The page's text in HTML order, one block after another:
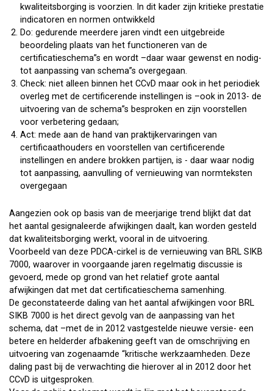
kwaliteitsborging is voorzien. In dit kader zijn kritieke prestatie
indicatoren en normen ontwikkeld
Do: gedurende meerdere jaren vindt een uitgebreide
beoordeling plaats van het functioneren van de
certificatieschema”s en wordt –daar waar gewenst en nodig-
tot aanpassing van schema”s overgegaan.
Check: niet alleen binnen het CCvD maar ook in het periodiek
overleg met de certificerende instellingen is –ook in 2013- de
uitvoering van de schema”s besproken en zijn voorstellen
voor verbetering gedaan;
Act: mede aan de hand van praktijkervaringen van
certificaathouders en voorstellen van certificerende
instellingen en andere brokken partijen, is - daar waar nodig
tot aanpassing, aanvulling of vernieuwing van normteksten
overgegaan
Aangezien ook op basis van de meerjarige trend blijkt dat dat
het aantal gesignaleerde afwijkingen daalt, kan worden gesteld
dat kwaliteitsborging werkt, vooral in de uitvoering.
Voorbeeld van deze PDCA-cirkel is de vernieuwing van BRL SIKB
7000, waarover in voorgaande jaren regelmatig discussie is
gevoerd, mede op grond van het relatief grote aantal
afwijkingen dat met dat certificatieschema samenhing.
De geconstateerde daling van het aantal afwijkingen voor BRL
SIKB 7000 is het direct gevolg van de aanpassing van het
schema, dat –met de in 2012 vastgestelde nieuwe versie- een
betere en helderder afbakening geeft van de omschrijving en
uitvoering van zogenaamde “kritische werkzaamheden. Deze
daling past bij de verwachting die hierover al in 2012 door het
CCvD is uitgesproken.